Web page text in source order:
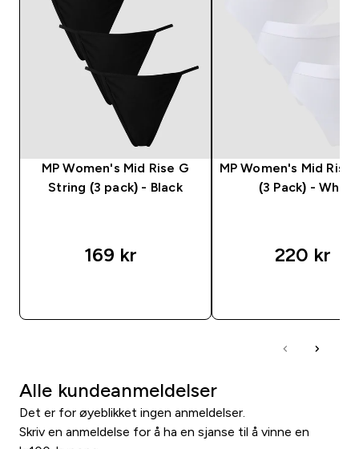
MP Women's Mid Rise G
String (3 pack) - Black
169 kr‎
MP Women's Mid Rise
(3 Pack) - White
220 kr‎
Alle kundeanmeldelser
Det er for øyeblikket ingen anmeldelser.
Skriv en anmeldelse for å ha en sjanse til å vinne en